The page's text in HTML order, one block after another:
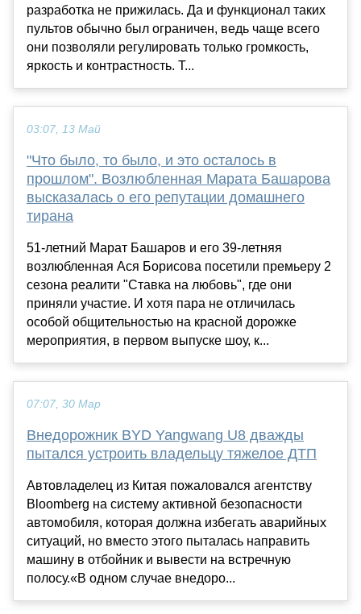
разработка не прижилась. Да и функционал таких
пультов обычно был ограничен, ведь чаще всего
они позволяли регулировать только громкость,
яркость и контрастность. Т...
03:07, 13 Май
"Что было, то было, и это осталось в
прошлом". Возлюбленная Марата Башарова
высказалась о его репутации домашнего
тирана
51-летний Марат Башаров и его 39-летняя
возлюбленная Ася Борисова посетили премьеру 2
сезона реалити "Ставка на любовь", где они
приняли участие. И хотя пара не отличилась
особой общительностью на красной дорожке
мероприятия, в первом выпуске шоу, к...
07:07, 30 Мар
Внедорожник BYD Yangwang U8 дважды
пытался устроить владельцу тяжелое ДТП
Автовладелец из Китая пожаловался агентству
Bloomberg на систему активной безопасности
автомобиля, которая должна избегать аварийных
ситуаций, но вместо этого пыталась направить
машину в отбойник и вывести на встречную
полосу.«В одном случае внедоро...